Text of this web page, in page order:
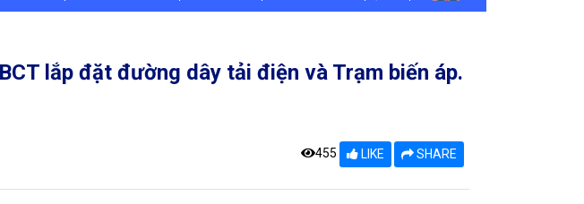
lắp đặt đường dây tải điện và Trạm biến áp.
455 LIKE SHARE